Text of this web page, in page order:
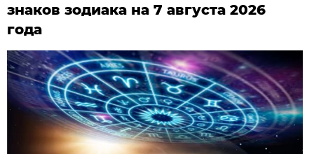
знаков зодиака на 7 августа 2026
года